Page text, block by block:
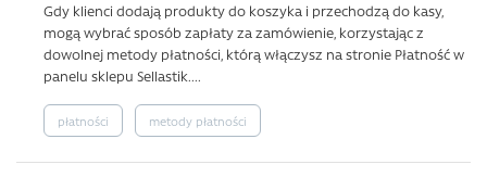
Gdy klienci dodają produkty do koszyka i przechodzą do kasy,
mogą wybrać sposób zapłaty za zamówienie, korzystając z
dowolnej metody płatności, którą włączysz na stronie Płatność w
panelu sklepu Sellastik....
płatności metody płatności